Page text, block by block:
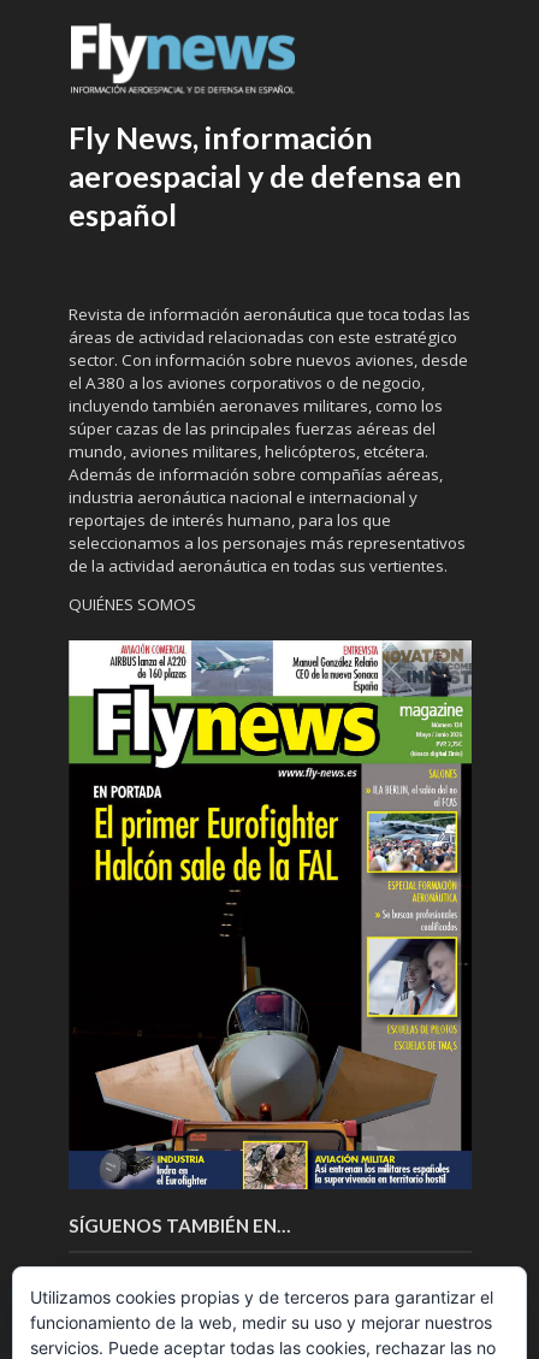
Fly News, información
aeroespacial y de defensa en
español
Revista de información aeronáutica que toca todas las
áreas de actividad relacionadas con este estratégico
sector. Con información sobre nuevos aviones, desde
el A380 a los aviones corporativos o de negocio,
incluyendo también aeronaves militares, como los
súper cazas de las principales fuerzas aéreas del
mundo, aviones militares, helicópteros, etcétera.
Además de información sobre compañías aéreas,
industria aeronáutica nacional e internacional y
reportajes de interés humano, para los que
seleccionamos a los personajes más representativos
de la actividad aeronáutica en todas sus vertientes.
QUIÉNES SOMOS
SÍGUENOS TAMBIÉN EN…
Utilizamos cookies propias y de terceros para garantizar el
funcionamiento de la web, medir su uso y mejorar nuestros
servicios. Puede aceptar todas las cookies, rechazar las no